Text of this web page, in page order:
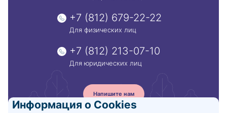
+7 (812) 679-22-22
Для физических лиц
+7 (812) 213-07-10
Для юридических лиц
Напишите нам
Информация о Cookies